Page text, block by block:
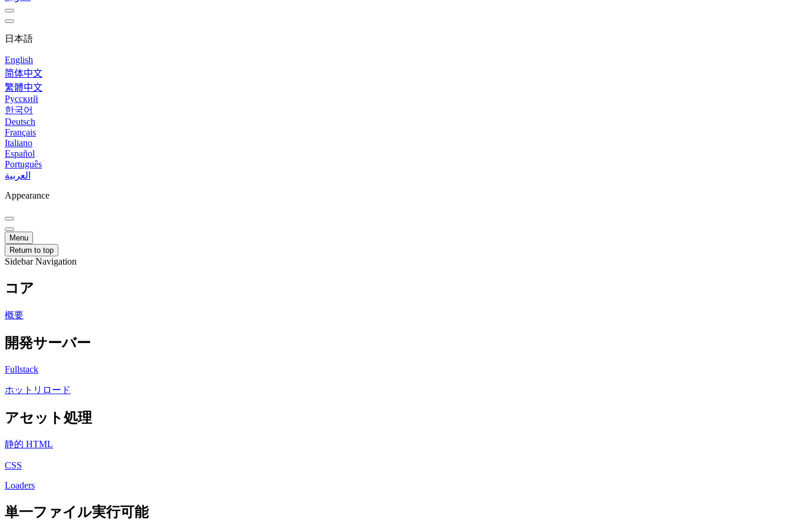
日本語
English
简体中文
繁體中文
Русский
한국어
Deutsch
Français
Italiano
Español
Português
العربية
Appearance
Menu
Return to top
Sidebar Navigation
コア
概要
開発サーバー
Fullstack
ホットリロード
アセット処理
静的 HTML
CSS
Loaders
単一ファイル実行可能